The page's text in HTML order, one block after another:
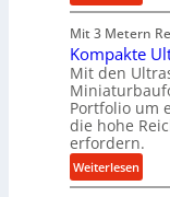
a
u
e
r
z
i
e
t
U
m
s
M
a
s
c
h
i
n
e
n
Mit 3 Metern
Kompakte
Mit den
Portfolio um
die hohe
erfordern.
Weiterlesen:
K